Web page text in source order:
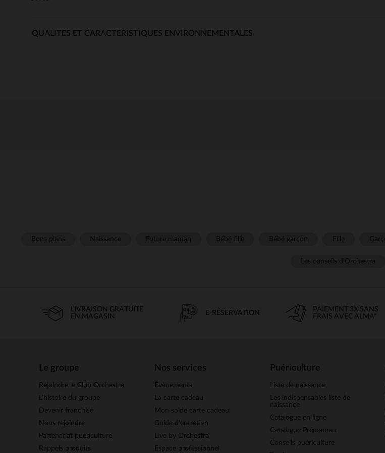
QUALITES ET CARACTERISTIQUES ENVIRONNEMENTALES
LIVRAISON GRATUITE
EN MAGASIN
E-RÉSERVATION
PAIEMENT 3X SANS
FRAIS AVEC ALMA*
Le groupe
Rejoindre le Club Orchestra
L’histoire du groupe
Devenir franchisé
Nous rejoindre
Partenariat puériculture
Rappels produits
Nos services
Évènements
La carte cadeau
Mon solde carte cadeau
Guide d'entretien
Live by Orchestra
Espace professionnel
Puériculture
Liste de naissance
Les indispensables liste de
naissance
Catalogue en ligne
Catalogue Prémaman
Conseils puériculture